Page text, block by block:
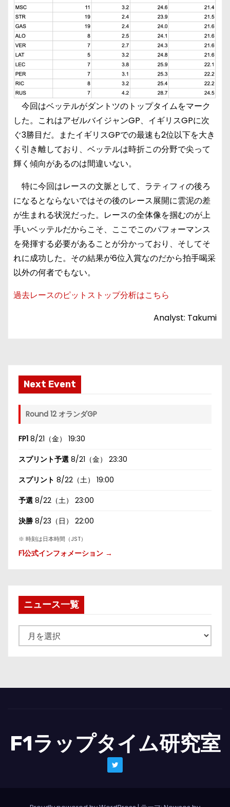
今回はベッテルがダントツのトップタイムをマーク
した。これはアゼルバイジャンGP、イギリスGPに次
ぐ3勝目だ。またイギリスGPでの最速も2位以下を大き
く引き離しており、ベッテルは時折この分野で尖って
輝く傾向があるのは間違いない。
特に今回はレースの文脈として、ラティフィの後ろ
になるとならないではその後のレース展開に雲泥の差
が生まれる状況だった。レースの全体像を掴むのが上
手いベッテルだからこそ、ここでこのパフォーマンス
を発揮する必要があることが分かっており、そしてそ
れに成功した。その結果が6位入賞なのだから拍手喝采
以外の何者でもない。
過去レースのピットストップ分析はこちら
Analyst: Takumi
Next Event
Round 12 オランダGP
FP1 8/21（金） 19:30
スプリント予選 8/21（金） 23:30
スプリント 8/22（土） 19:00
予選 8/22（土） 23:00
決勝 8/23（日） 22:00
※ 時刻は日本時間（JST）
F1公式インフォメーション →
ニュース一覧
ュ
一
F1ラップタイム研究室